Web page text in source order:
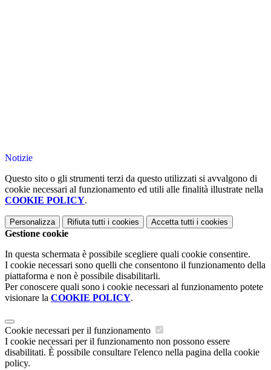
Notizie
Questo sito o gli strumenti terzi da questo utilizzati si avvalgono di
cookie necessari al funzionamento ed utili alle finalità illustrate nella
COOKIE POLICY.
Personalizza Rifiuta tutti i cookies Accetta tutti i cookies
Gestione cookie
In questa schermata è possibile scegliere quali cookie consentire.
I cookie necessari sono quelli che consentono il funzionamento della
piattaforma e non è possibile disabilitarli.
Per conoscere quali sono i cookie necessari al funzionamento potete
visionare la COOKIE POLICY.
Cookie necessari per il funzionamento
I cookie necessari per il funzionamento non possono essere
disabilitati. È possibile consultare l'elenco nella pagina della cookie
policy.